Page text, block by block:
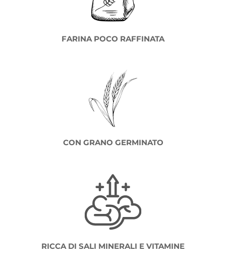
FARINA POCO RAFFINATA
CON GRANO GERMINATO
RICCA DI SALI MINERALI E VITAMINE